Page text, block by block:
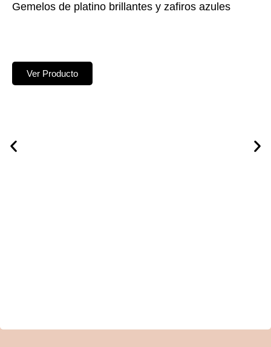
Gemelos de platino brillantes y zafiros azules
Ver Producto